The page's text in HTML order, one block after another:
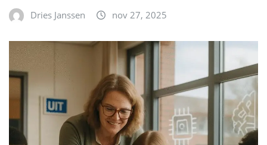
Dries Janssen nov 27, 2025